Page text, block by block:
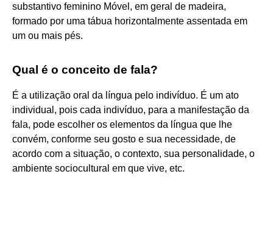
substantivo feminino Móvel, em geral de madeira,
formado por uma tábua horizontalmente assentada em
um ou mais pés.
Qual é o conceito de fala?
É a utilização oral da língua pelo indivíduo. É um ato
individual, pois cada indivíduo, para a manifestação da
fala, pode escolher os elementos da língua que lhe
convém, conforme seu gosto e sua necessidade, de
acordo com a situação, o contexto, sua personalidade, o
ambiente sociocultural em que vive, etc.